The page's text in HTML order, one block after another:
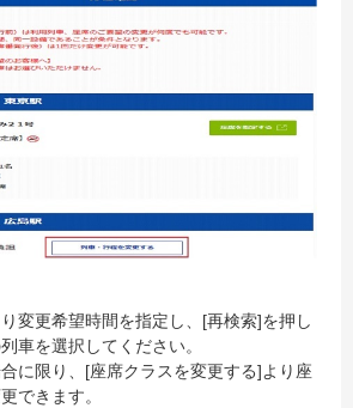
変更希望時間を指定し、[再検索]を押し
車を選択してください。
に限り、[座席クラスを変更する]より座
できます。